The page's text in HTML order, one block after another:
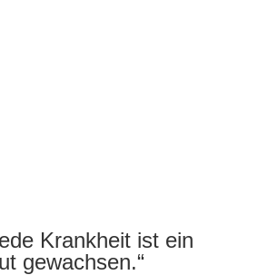
Krankheit ist ein
gewachsen.“